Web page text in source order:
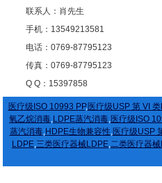
联系人：肖先生
手机：13549213581
电话：0769-87795123
传真：0769-87795123
Q Q：15397858
医疗级ISO 10993 PP,医疗级USP 第 VI 类
氧乙烷消毒,LDPE蒸汽消毒,医疗级ISO
蒸汽消毒,HDPE生物兼容性,医疗级USP
LDPE,三类医疗器械LDPE,二类医疗器